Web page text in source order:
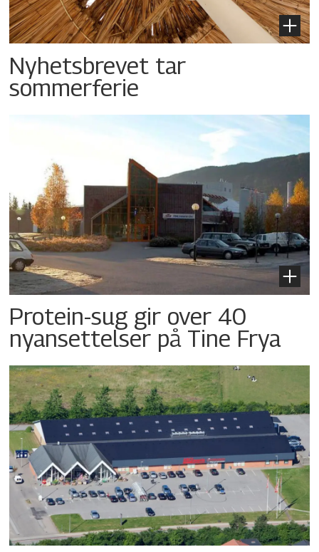
Nyhetsbrevet tar
sommerferie
Protein-sug gir over 40
nyansettelser på Tine Frya